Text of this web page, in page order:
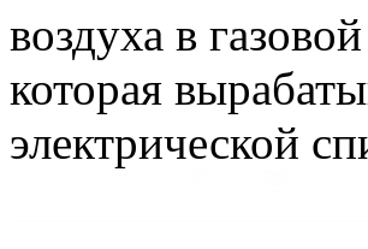
воздуха в
которая
электрической